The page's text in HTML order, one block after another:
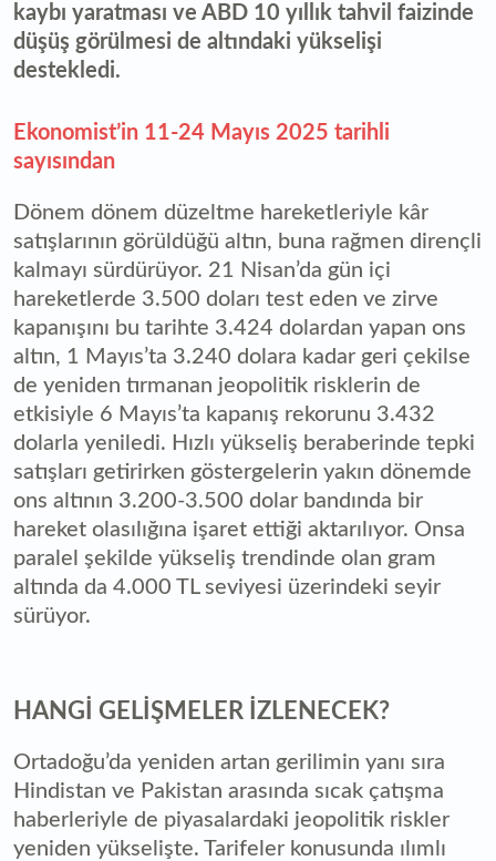
kaybı yaratması ve ABD 10 yıllık tahvil faizinde
düşüş görülmesi de altındaki yükselişi
destekledi.
Ekonomist’in 11-24 Mayıs 2025 tarihli
sayısından
Dönem dönem düzeltme hareketleriyle kâr
satışlarının görüldüğü altın, buna rağmen dirençli
kalmayı sürdürüyor. 21 Nisan’da gün içi
hareketlerde 3.500 doları test eden ve zirve
kapanışını bu tarihte 3.424 dolardan yapan ons
altın, 1 Mayıs’ta 3.240 dolara kadar geri çekilse
de yeniden tırmanan jeopolitik risklerin de
etkisiyle 6 Mayıs’ta kapanış rekorunu 3.432
dolarla yeniledi. Hızlı yükseliş beraberinde tepki
satışları getirirken göstergelerin yakın dönemde
ons altının 3.200-3.500 dolar bandında bir
hareket olasılığına işaret ettiği aktarılıyor. Onsa
paralel şekilde yükseliş trendinde olan gram
altında da 4.000 TL seviyesi üzerindeki seyir
sürüyor.
HANGİ GELİŞMELER İZLENECEK?
Ortadoğu’da yeniden artan gerilimin yanı sıra
Hindistan ve Pakistan arasında sıcak çatışma
haberleriyle de piyasalardaki jeopolitik riskler
yeniden yükselişte. Tarifeler konusunda ılımlı